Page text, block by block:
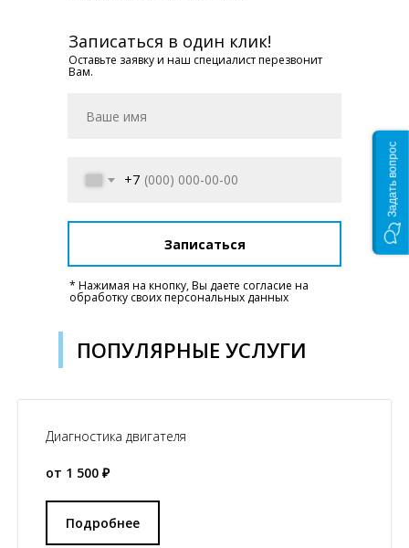
+7
Записаться
Записаться в один клик!
* Нажимая на кнопку, Вы даете согласие на
обработку своих персональных данных
Оставьте заявку и наш специалист перезвонит
Вам.
ПОПУЛЯРНЫЕ УСЛУГИ
Диагностика двигателя
от 1 500 ₽
Подробнее
Задать вопрос